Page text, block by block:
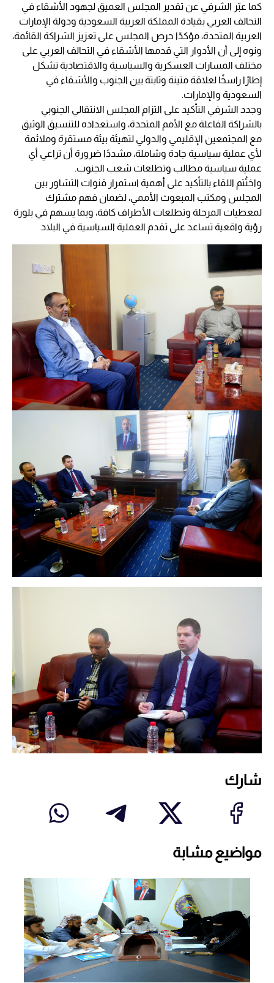
كما عبّر الشرفي عن تقدير المجلس العميق لجهود الأشقاء في
التحالف العربي بقيادة المملكة العربية السعودية ودولة الإمارات
العربية المتحدة، مؤكدًا حرص المجلس على تعزيز الشراكة القائمة،
ونوه إلى أن الأدوار التي قدمها الأشقاء في التحالف العربي على
مختلف المسارات العسكرية والسياسية والاقتصادية تشكل
إطارًا راسخًا لعلاقة متينة وثابتة بين الجنوب والأشقاء في
السعودية والإمارات.
وجدد الشرفي التأكيد على التزام المجلس الانتقالي الجنوبي
بالشراكة الفاعلة مع الأمم المتحدة، واستعداده للتنسيق الوثيق
مع المجتمعين الإقليمي والدولي لتهيئة بيئة مستقرة وملائمة
لأي عملية سياسية جادة وشاملة، مشددًا ضرورة أن تراعي أي
عملية سياسية مطالب وتطلعات شعب الجنوب.
واختُتم اللقاء بالتأكيد على أهمية استمرار قنوات التشاور بين
المجلس ومكتب المبعوث الأممي، لضمان فهم مشترك
لمعطيات المرحلة وتطلعات الأطراف كافة، وبما يسهم في بلورة
رؤية واقعية تساعد على تقدم العملية السياسية في البلاد.
شارك
مواضيع مشابة